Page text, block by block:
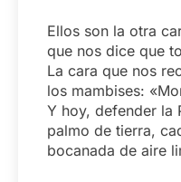
Ellos son la otra
que nos dice que
La cara que nos
los mambises:
Y hoy, defender la
palmo de tierra,
bocanada de aire